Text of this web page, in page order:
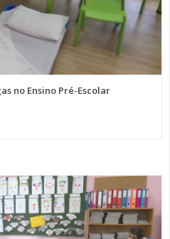
no Ensino Pré-Escolar